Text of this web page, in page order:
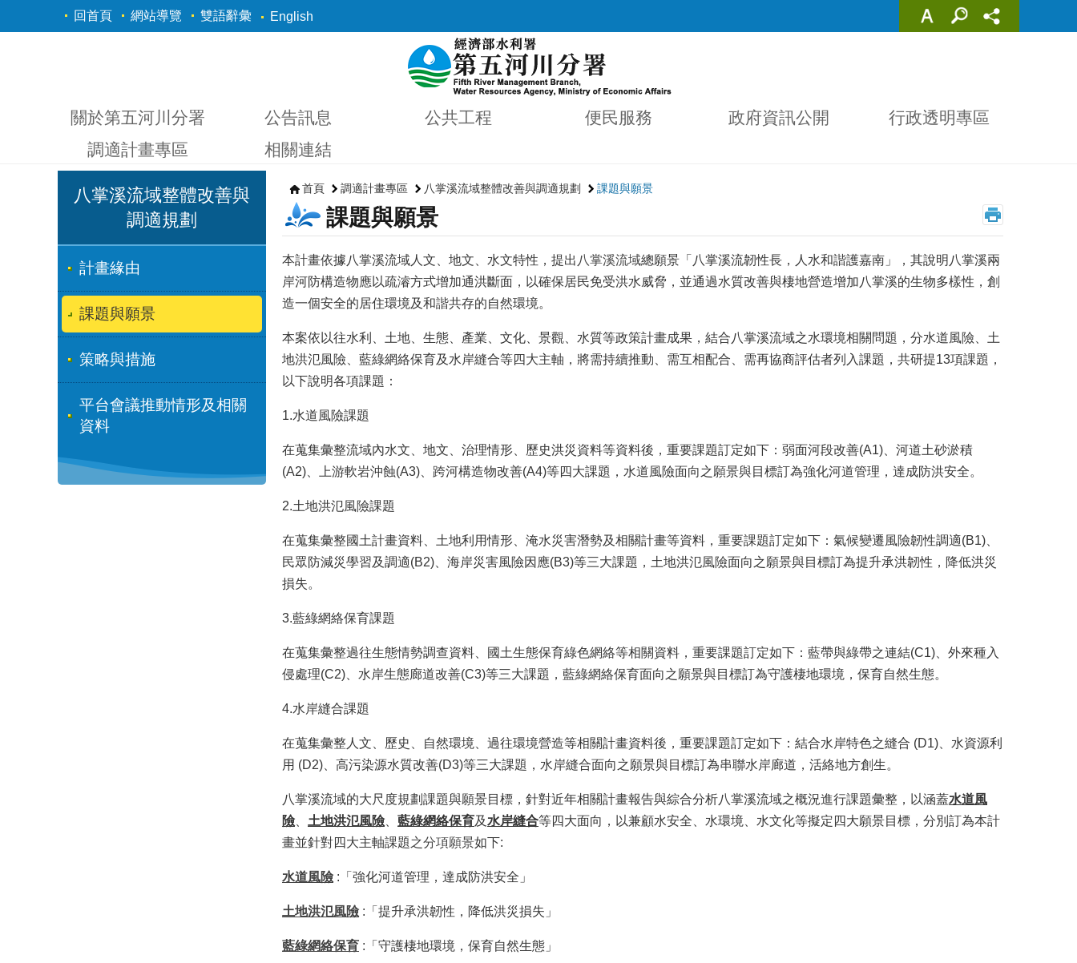
跳到主要內容區塊
回首頁 網站導覽 雙語辭彙 English
關於第五河川分署 公告訊息 公共工程 便民服務 政府資訊公開
行政透明專區
調適計畫專區
相關連結
八掌溪流域整體改善與
調適規劃
計畫緣由
課題與願景
策略與措施
平台會議推動情形及相關
資料
首頁 調適計畫專區 八掌溪流域整體改善與調適規劃 課題與願景
課題與願景
本計畫依據八掌溪流域人文、地文、水文特性，提出 八掌溪流域總願景「八掌溪流韌性長，人水和諧護嘉南」，其說明八掌溪兩
岸河防構造物應以疏濬方式增加通洪斷面，以確保居民免受洪水威脅，並通過水質改善與棲地營造增加八掌溪的生物多樣性，創
造一個安全的居住環境及和諧共存的自然環境。
本案依以往水利、土地、生態、產業、文化、景觀、水質等政策計畫成果，結合八掌溪流域之水環境相關問題，分水道風險、土
地洪氾風險、藍綠網絡保育及水岸縫合等四大主軸，將需持續推動、需互相配合、需再協商評估者列入課題，共研提13項課題，
以下說明各項課題：
1.水道風險課題
在蒐集彙整流域內水文、地文、治理情形、歷史洪災資料等資料後，重要課題訂定如下：弱面河段改善(A1)、河道土砂淤積
(A2)、上游軟岩沖蝕(A3)、跨河構造物改善(A4)等四大課題，水道風險面向之願景與目標訂為強化河道管理，達成防洪安全。
2.土地洪氾風險課題
在蒐集彙整國土計畫資料、土地利用情形、淹水災害潛勢及相關計畫等資料，重要課題訂定如下：氣候變遷風險韌性調適(B1)、
民眾防減災學習及調適(B2)、海岸災害風險因應(B3)等三大課題，土地洪氾風險面向之願景與目標訂為提升承洪韌性，降低洪災
損失。
3.藍綠網絡保育課題
在蒐集彙整過往生態情勢調查資料、國土生態保育綠色網絡等相關資料，重要課題訂定如下：藍帶與綠帶之連結(C1)、外來種入
侵處理(C2)、水岸生態廊道改善(C3)等三大課題，藍綠網絡保育面向之願景與目標訂為守護棲地環境，保育自然生態。
4.水岸縫合課題
在蒐集彙整人文、歷史、自然環境、過往環境營造等相關計畫資料後，重要課題訂定如下：結合水岸特色之縫合 (D1)、水資源利
用 (D2)、高污染源水質改善(D3)等三大課題，水岸縫合面向之願景與目標訂為串聯水岸廊道，活絡地方創生。
八掌溪流域的大尺度規劃課題與願景目標，針對近年相關計畫報告與綜合分析八掌溪流域之概況進行課題彙整，以涵蓋水道風
險
土地洪氾風險 藍綠網絡保育及 水岸縫合等四大面向，以兼顧水安全、水環境、水文化等擬定四大願景目標，分別訂為本計
畫並針對四大主軸課題之分項願景如下:
水道風險 :「強化河道管理，達成防洪安全」
土地洪氾風險 :「提升承洪韌性，降低洪災損失」
藍綠網絡保育 :「守護棲地環境，保育自然生態」